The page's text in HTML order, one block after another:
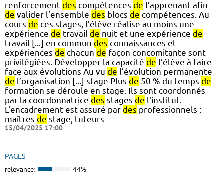
renforcement des compétences de l’apprenant afin
de valider l’ensemble des blocs de compétences. Au
cours de ces stages, l’élève réalise au moins une
expérience de travail de nuit et une expérience de
travail [...] en commun des connaissances et
expériences de chacun de façon concomitante sont
privilégiées. Développer la capacité de l’élève à faire
face aux évolutions Au vu de l’évolution permanente
de l’organisation [...] stage Plus de 50 % du temps de
formation se déroule en stage. Ils sont coordonnés
par la coordonnatrice des stages de l'institut.
L'encadrement est assuré par des professionnels :
maîtres de stage, tuteurs
15/04/2025 17:00
PAGES
relevance: 44%